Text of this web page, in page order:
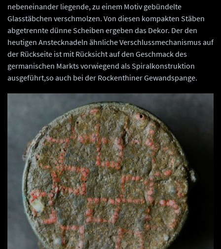
nebeneinander liegende, zu einem Motiv gebündelte
Glasstäbchen verschmolzen. Von diesen kompakten Stäben
abgetrennte dünne Scheiben ergeben das Dekor. Der den
heutigen Anstecknadeln ähnliche Verschlussmechanismus auf
der Rückseite ist mit Rücksicht auf den Geschmack des
germanischen Markts vorwiegend als Spiralkonstruktion
ausgeführt,so auch bei der Rockenthiner Gewandspange.